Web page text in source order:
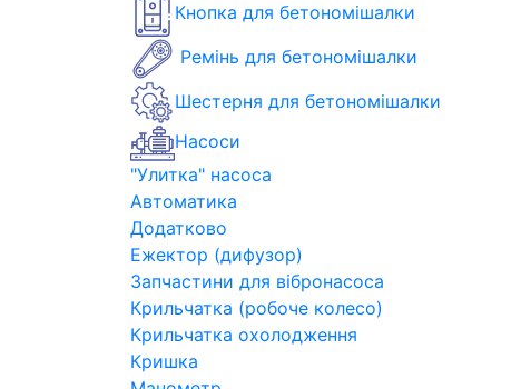
Кнопка для бетономішалки
Ремінь для бетономішалки
Шестерня для бетономішалки
Насоси
"Улитка" насоса
Автоматика
Додатково
Ежектор (дифузор)
Запчастини для вібронасоса
Крильчатка (робоче колесо)
Крильчатка охолодження
Кришка